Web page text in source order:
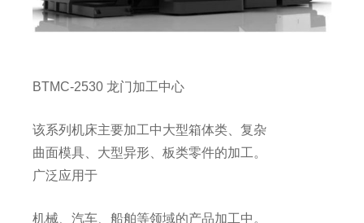
BTMC-2530 龙门加工中心
该系列机床主要加工中大型箱体类、复杂
曲面模具、大型异形、板类零件的加工。
广泛应用于
机械、汽车、船舶等领域的产品加工中。